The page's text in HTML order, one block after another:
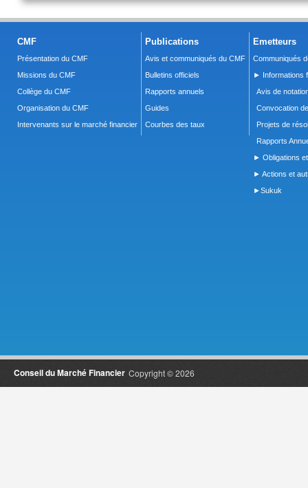
CMF
Présentation du CMF
Missions du CMF
Collège du CMF
Organisation du CMF
Intervenants sur le marché financier
Publications
Avis et communiqués du CMF
Bulletins officiels
Rapports annuels
Guides
Courbes des taux
Emetteurs
Communiqués
► Informations
Avis de
Convocation
Projets de
Rapports
► Obligations
► Actions et
►Sukuk
Copyright © 2026
Conseil du Marché Financier